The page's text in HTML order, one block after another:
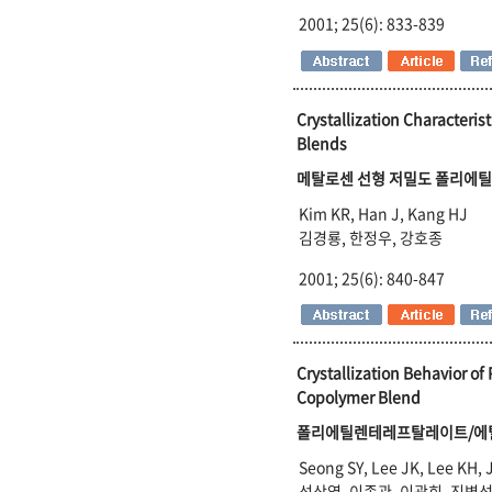
2001; 25(6): 833-839
Crystallization
Blends
메탈로센 선형 저밀도 폴리에
Kim KR, Han J, Kang HJ
김경룡, 한정우, 강호종
2001; 25(6): 840-847
Crystallization Behavior
Copolymer Blend
폴리에틸렌테레프탈레이트/
Seong SY, Lee JK, Lee KH,